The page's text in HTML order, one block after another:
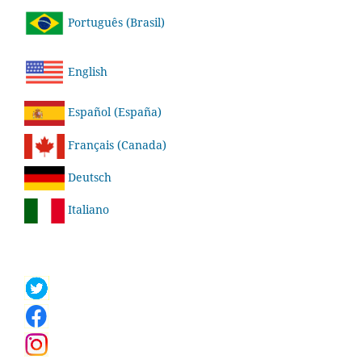
Português (Brasil)
English
Español (España)
Français (Canada)
Deutsch
Italiano